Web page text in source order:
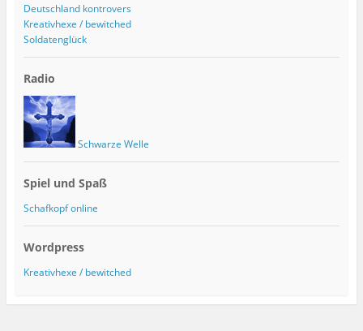
Deutschland kontrovers
Kreativhexe / bewitched
Soldatenglück
Radio
Schwarze Welle
Spiel und Spaß
Schafkopf online
Wordpress
Kreativhexe / bewitched